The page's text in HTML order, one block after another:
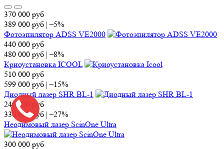
370 000 руб
389 000 руб |–5%
Фотоэпилятор ADSS VE2000
440 000 руб
480 000 руб |–8%
Криоустановка ICOOL
510 000 руб
599 000 руб |–15%
Диодный лазер SHR BL-1
240 000
руб
330 000руб |–27%
Неодимовый лазер ScinOne Ultra
300 000 руб